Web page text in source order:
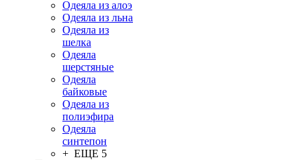
Одеяла из алоэ
Одеяла из льна
Одеяла из
шелка
Одеяла
шерстяные
Одеяла
байковые
Одеяла из
полиэфира
Одеяла
синтепон
+ ЕЩЕ 5